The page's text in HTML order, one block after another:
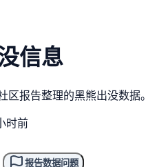
信息
报告整理的黑熊出没数据。
时前
报告数据问题